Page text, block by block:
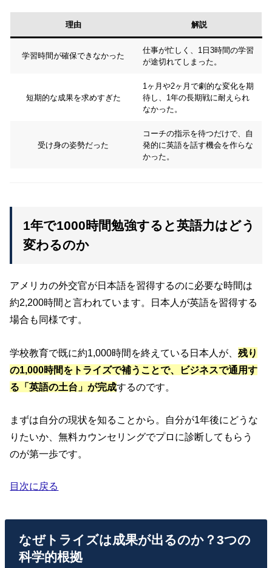
理由 解説
学習時間が確保できなかった
仕事が忙しく、1日3時間の学習
が途切れてしまった。
短期的な成果を求めすぎた
1ヶ月や2ヶ月で劇的な変化を期
待し、1年の長期戦に耐えられ
なかった。
受け身の姿勢だった
コーチの指示を待つだけで、自
発的に英語を話す機会を作らな
かった。
1年で1000時間勉強すると英語力はどう
変わるのか
アメリカの外交官が日本語を習得するのに必要な時間は
約2,200時間と言われています。日本人が英語を習得する
場合も同様です。
学校教育で既に約1,000時間を終えている日本人が、残り
の1,000時間をトライズで補うことで、ビジネスで通用す
る「英語の土台」が完成するのです。
まずは自分の現状を知ることから。自分が1年後にどうな
りたいか、無料カウンセリングでプロに診断してもらう
のが第一歩です。
目次に戻る
なぜトライズは成果が出るのか？3つの
科学的根拠